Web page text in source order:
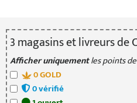
3magasinset livreursde
Afficher uniquementles points
0GOLD
0vérifié